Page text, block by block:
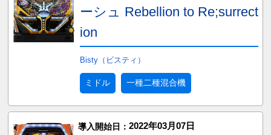
ーシュ Rebellion to Re;surrect
ion
Bisty（ビスティ）
ミドル 一種二種混合機
導入開始日： 2022年03月07日